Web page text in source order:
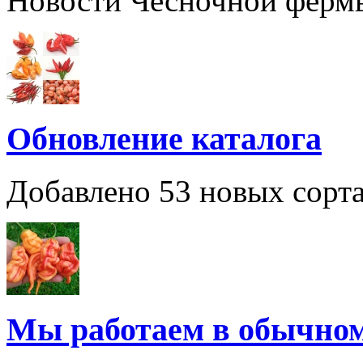
Обновление каталога
Добавлено 53 новых
Мы работаем в